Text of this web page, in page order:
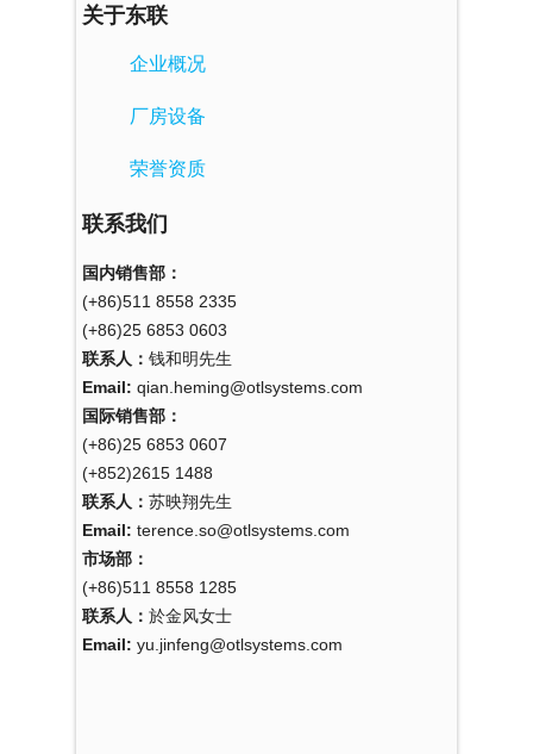
关于东联
企业概况
厂房设备
荣誉资质
联系我们
国内销售部：
(+86)511 8558 2335
(+86)25 6853 0603
联系人： 钱和明先生
Email: qian.heming@otlsystems.com
国际销售部：
(+86)25 6853 0607
(+852)2615 1488
联系人： 苏映翔先生
Email: terence.so@otlsystems.com
市场部：
(+86)511 8558 1285
联系人： 於金风女士
Email: yu.jinfeng@otlsystems.com